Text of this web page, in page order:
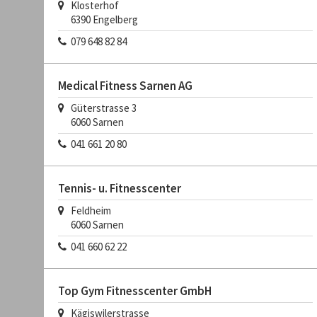
Klosterhof
6390 Engelberg
079 648 82 84
Medical Fitness Sarnen AG
Güterstrasse 3
6060Sarnen
041 661 20 80
Tennis- u. Fitnesscenter
Feldheim
6060Sarnen
041 660 62 22
Top Gym Fitnesscenter GmbH
Kägiswilerstrasse